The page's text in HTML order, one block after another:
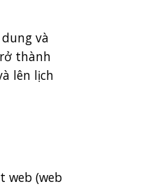
và
thành
lên lịch
web (web